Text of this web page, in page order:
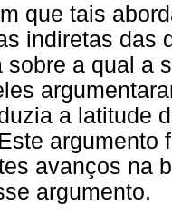
que tais
indiretas das
sobre a qual a
a latitude
argumento
avanços na
argumento.